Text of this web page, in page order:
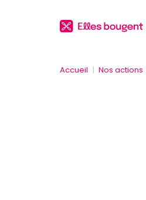
Accueil Nos actions